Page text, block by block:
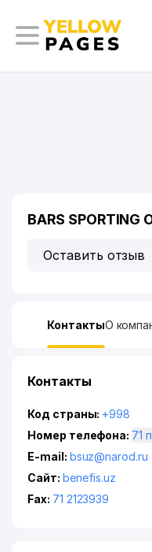
BARS SPORTING
Оставить отзыв
КонтактыО
Контакты
Код страны: +998
Номер телефона:
E-mail: bsuz@narod.ru
Сайт: benefis.uz
Fax: 71 2123939